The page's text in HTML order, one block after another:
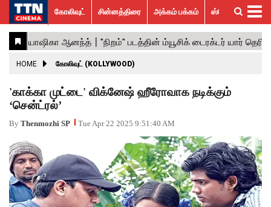
கோலிவுட்
சின்னத்திரை
பாலிவுட்
ஹாலிவுட்
அக்கம்
பக்கம்
ஸ்பெஷல்
ஸ்டோரீஸ்
விமர்சனம்
GALLERY
ACTRESS
ACTORS
MOVIESTILLS
EVENTS
VIDEOS
What’s
Hot
Trending
News
கோலிவுட் சின்னத்திரை அக்கம் பக்கம் ஸ்பெஷல் ஸ்டோரீஸ்
HOME கோலிவுட் (KOLLYWOOD)
'காக்கா முட்டை' விக்னேஷ் ஹீரோவாக நடிக்கும்
‘சென்ட்ரல்’
By Thenmozhi SP Tue Apr 22 2025 9:51:40 AM